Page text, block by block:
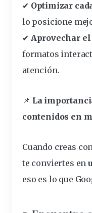
✔ Optimizar
lo posicione
✔ Aprovechar
formatos
atención.
📌 La
contenidos en
Cuando creas
te conviertes en
eso es lo que